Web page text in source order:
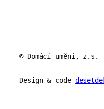
© Domácí umění, z.s.
Design & code